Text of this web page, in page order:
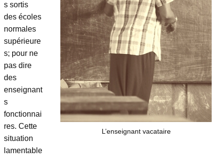
L’enseignant vacataire
s sortis
des écoles
normales
supérieure
s; pour ne
pas dire
des
enseignant
s
fonctionnai
res. Cette
situation
lamentable